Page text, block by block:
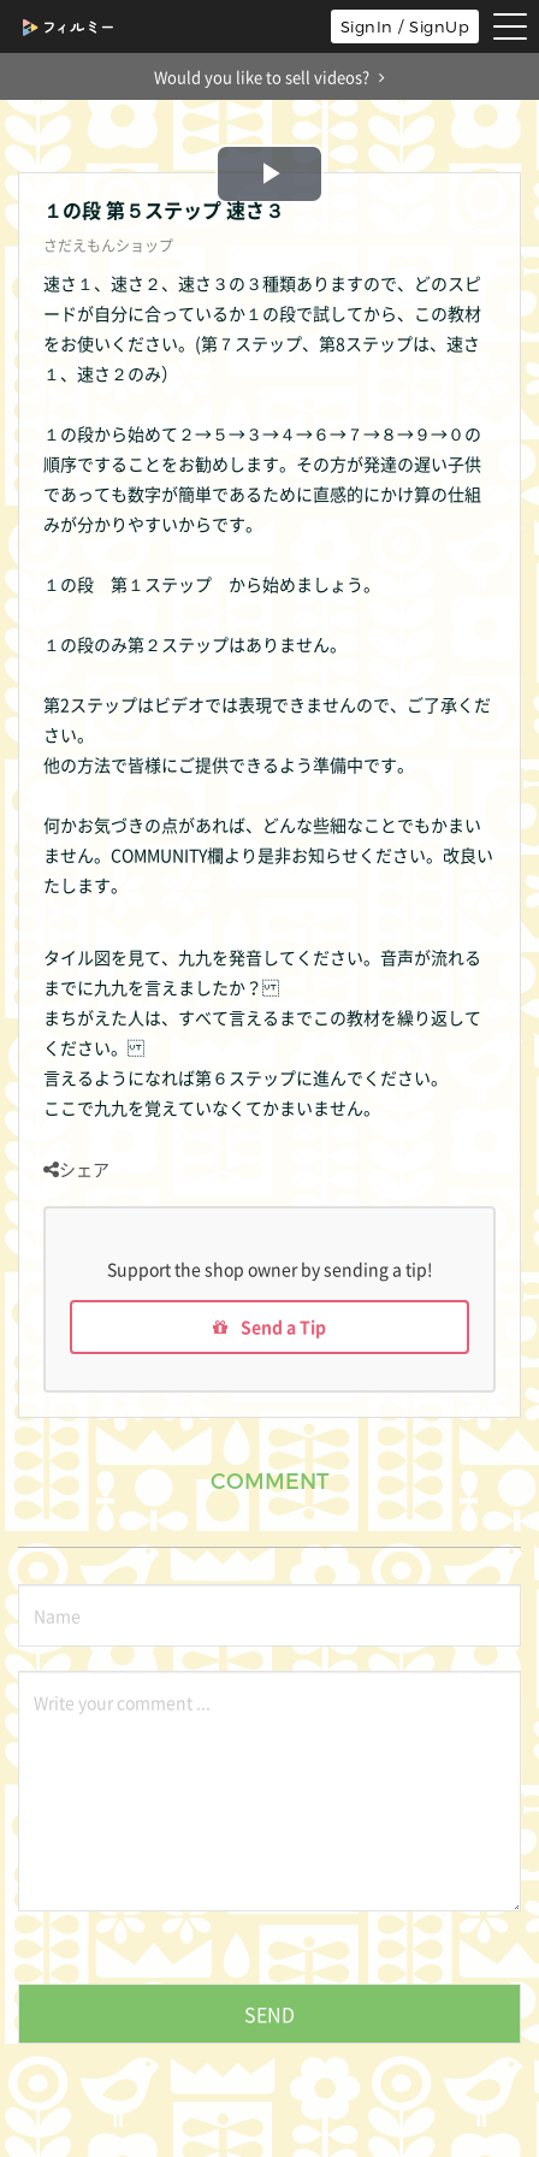
SignIn / SignUp
Would you like to sell videos?
Play
１の段 第５ステップ 速さ３
さだえもんショップ
速さ１、速さ２、速さ３の３種類ありますので、どのスピ
ードが自分に合っているか１の段で試してから、この教材
をお使いください。(第７ステップ、第8ステップは、速さ
１、速さ２のみ）
１の段から始めて２→５→３→４→６→７→８→９→０の
順序ですることをお勧めします。その方が発達の遅い子供
であっても数字が簡単であるために直感的にかけ算の仕組
みが分かりやすいからです。
１の段 第１ステップ から始めましょう。
１の段のみ第２ステップはありません。
第2ステップはビデオでは表現できませんので、ご了承くだ
さい。
他の方法で皆様にご提供できるよう準備中です。
何かお気づきの点があれば、どんな些細なことでもかまい
ません。COMMUNITY欄より是非お知らせください。改良い
たします。
タイル図を見て、九九を発音してください。音声が流れる
までに九九を言えましたか？
まちがえた人は、すべて言えるまでこの教材を繰り返して
ください。
言えるようになれば第６ステップに進んでください。
ここで九九を覚えていなくてかまいません。
シェア
Support the shop owner by sending a tip!
Send a Tip
COMMENT